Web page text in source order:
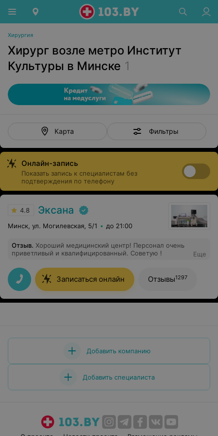
Хирургия
Хирург возле метро Институт
Культуры в Минске 1
Карта Фильтры
Онлайн-запись
Показать запись к специалистам без
подтверждения по телефону
4.8 Эксана
Минск, ул. Могилевская, 5/1 до 21:00
Отзыв. Хороший медицинский центр! Персонал очень
приветливый и квалифицированный. Советую !
Еще
Записаться онлайн Отзывы1297
Добавить компанию
Добавить специалиста